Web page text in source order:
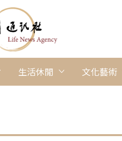
生活休閒 文化藝術